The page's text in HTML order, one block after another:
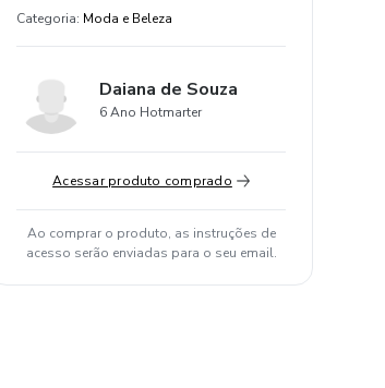
Categoria: Moda e Beleza
Daiana de Souza
6 Ano Hotmarter
Acessar produto comprado
Ao comprar o produto, as instruções de
acesso serão enviadas para o seu email.